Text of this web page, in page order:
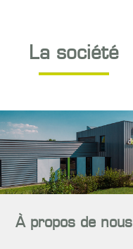
La société
À propos de nous